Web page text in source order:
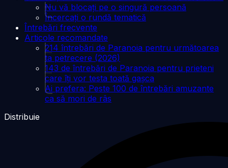
Nu vă blocați pe o singură persoană
Încercați o rundă tematică
Întrebări frecvente
Articole recomandate
214 întrebări de Paranoia pentru următoarea
ta petrecere (2026)
143 de întrebări de Paranoia pentru prieteni
care îți vor testa toată gașca
Ai prefera: Peste 100 de întrebări amuzante
ca să mori de râs
Distribuie